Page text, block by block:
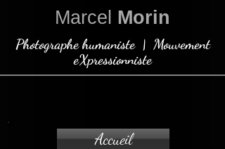
Marcel Morin
Photographe humaniste | Mouvement
eXpressionniste
Accueil